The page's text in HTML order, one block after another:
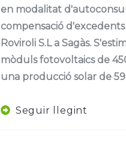
en modalitat
compensació
Roviroli S.L a Sagàs.
mòduls fotovoltaics de
una producció solar de
Seguir llegint